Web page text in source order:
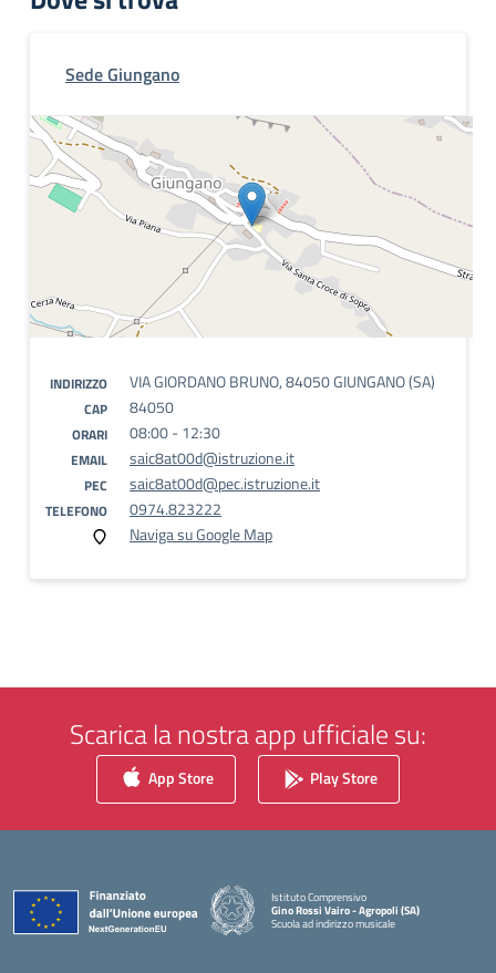
Sede Giungano
INDIRIZZO VIA GIORDANO BRUNO, 84050 GIUNGANO (SA)
CAP 84050
ORARI 08:00 - 12:30
EMAIL saic8at00d@istruzione.it
PEC saic8at00d@pec.istruzione.it
TELEFONO
0974.823222
Naviga su Google Map
Scarica la nostra app ufficiale su:
App Store Play Store
Istituto Comprensivo
Gino Rossi Vairo - Agropoli (SA)
Scuola ad indirizzo musicale